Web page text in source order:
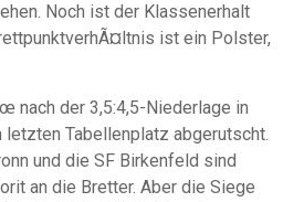
Noch ist der Klassenerhalt
ist ein Polster,
nach der 3,5:4,5-Niederlage in
Tabellenplatz abgerutscht.
und die SF Birkenfeld sind
an die Bretter. Aber die Siege